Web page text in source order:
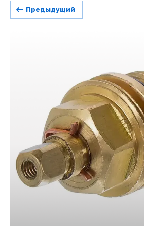
Предыдущий